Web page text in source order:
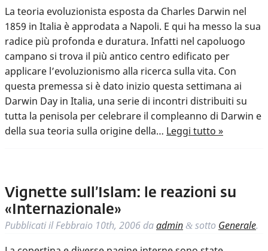
La teoria evoluzionista esposta da Charles Darwin nel
1859 in Italia è approdata a Napoli. E qui ha messo la sua
radice più profonda e duratura. Infatti nel capoluogo
campano si trova il più antico centro edificato per
applicare l’evoluzionismo alla ricerca sulla vita. Con
questa premessa si è dato inizio questa settimana ai
Darwin Day in Italia, una serie di incontri distribuiti su
tutta la penisola per celebrare il compleanno di Darwin e
della sua teoria sulla origine della… Leggi tutto »
Vignette sull’Islam: le reazioni su
«Internazionale»
Pubblicati ilFebbraio 10th, 2006 daadmin & sotto Generale.